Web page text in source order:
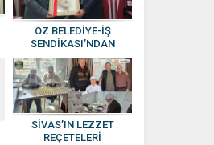
ÖZ BELEDİYE-İŞ
SENDİKASI’NDAN
HAKAN SEZERER’E
HAYIRLI OLSUN
ZİYARETİ
SİVAS’IN LEZZET
REÇETELERİ